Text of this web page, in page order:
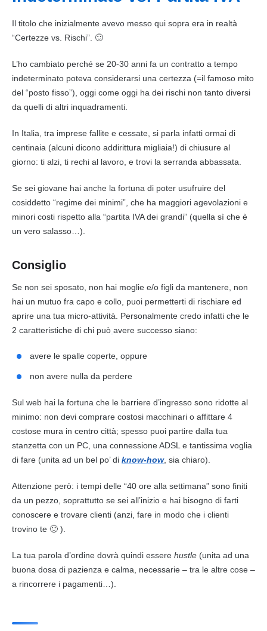
Il titolo che inizialmente avevo messo qui sopra era in realtà
“Certezze vs. Rischi”. 🙂
L’ho cambiato perché se 20-30 anni fa un contratto a tempo
indeterminato poteva considerarsi una certezza (=il famoso mito
del “posto fisso”), oggi come oggi ha dei rischi non tanto diversi
da quelli di altri inquadramenti.
In Italia, tra imprese fallite e cessate, si parla infatti ormai di
centinaia (alcuni dicono addirittura migliaia!) di chiusure al
giorno: ti alzi, ti rechi al lavoro, e trovi la serranda abbassata.
Se sei giovane hai anche la fortuna di poter usufruire del
cosiddetto “regime dei minimi”, che ha maggiori agevolazioni e
minori costi rispetto alla “partita IVA dei grandi” (quella sì che è
un vero salasso…).
Consiglio
Se non sei sposato, non hai moglie e/o figli da mantenere, non
hai un mutuo fra capo e collo, puoi permetterti di rischiare ed
aprire una tua micro-attività. Personalmente credo infatti che le
2 caratteristiche di chi può avere successo siano:
avere le spalle coperte, oppure
non avere nulla da perdere
Sul web hai la fortuna che le barriere d’ingresso sono ridotte al
minimo: non devi comprare costosi macchinari o affittare 4
costose mura in centro città; spesso puoi partire dalla tua
stanzetta con un PC, una connessioneADSL e tantissima voglia
di fare (unita ad un bel po’ di know-how, sia chiaro).
Attenzione però: i tempi delle “40 ore alla settimana” sono finiti
da un pezzo, soprattutto se sei all’inizio e hai bisogno di farti
conoscere e trovare clienti (anzi, fare in modo che i clienti
trovino te 🙂 ).
La tua parola d’ordine dovrà quindi essere hustle (unita ad una
buona dosa di pazienza e calma, necessarie – tra le altre cose –
a rincorrere i pagamenti…).